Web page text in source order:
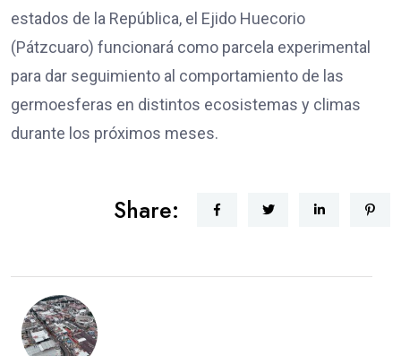
estados de la República, el Ejido Huecorio
(Pátzcuaro) funcionará como parcela experimental
para dar seguimiento al comportamiento de las
germoesferas en distintos ecosistemas y climas
durante los próximos meses.
Share: